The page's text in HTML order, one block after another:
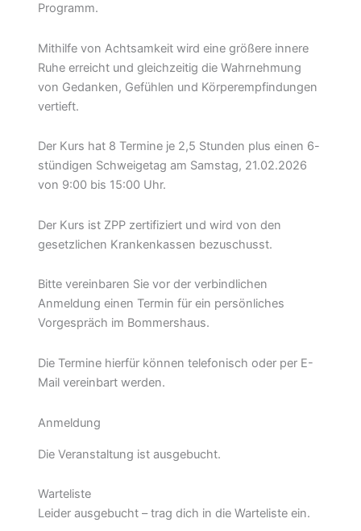
Programm.
Mithilfe von Achtsamkeit wird eine größere innere
Ruhe erreicht und gleichzeitig die Wahrnehmung
von Gedanken, Gefühlen und Körperempfindungen
vertieft.
Der Kurs hat 8 Termine je 2,5 Stunden plus einen 6-
stündigen Schweigetag am Samstag, 21.02.2026
von 9:00 bis 15:00 Uhr.
Der Kurs ist ZPP zertifiziert und wird von den
gesetzlichen Krankenkassen bezuschusst.
Bitte vereinbaren Sie vor der verbindlichen
Anmeldung einen Termin für ein persönliches
Vorgespräch im Bommershaus.
Die Termine hierfür können telefonisch oder per E-
Mail vereinbart werden.
Anmeldung
Die Veranstaltung ist ausgebucht.
Warteliste
Leider ausgebucht – trag dich in die Warteliste ein.